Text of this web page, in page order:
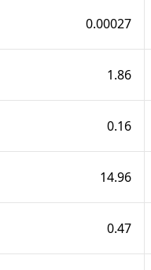
0.00027
1.86
0.16
14.96
0.47